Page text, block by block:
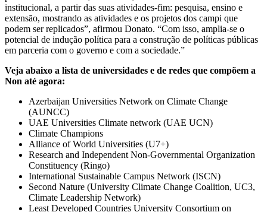
institucional, a partir das suas atividades-fim: pesquisa, ensino e
extensão, mostrando as atividades e os projetos dos campi que
podem ser replicados”, afirmou Donato. “Com isso, amplia-se o
potencial de indução política para a construção de políticas públicas
em parceria com o governo e com a sociedade.”
Veja abaixo a lista de universidades e de redes que compõem a
Non até agora:
Azerbaijan Universities Network on Climate Change
(AUNCC)
UAE Universities Climate network (UAE UCN)
Climate Champions
Alliance of World Universities (U7+)
Research and Independent Non-Governmental Organization
Constituency (Ringo)
International Sustainable Campus Network (ISCN)
Second Nature (University Climate Change Coalition, UC3,
Climate Leadership Network)
Least Developed Countries University Consortium on